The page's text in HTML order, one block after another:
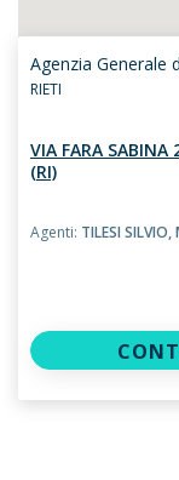
Agenzia Generale
RIETI
VIA FARA SABINA
(RI)
Agenti: TILESI SILVIO,